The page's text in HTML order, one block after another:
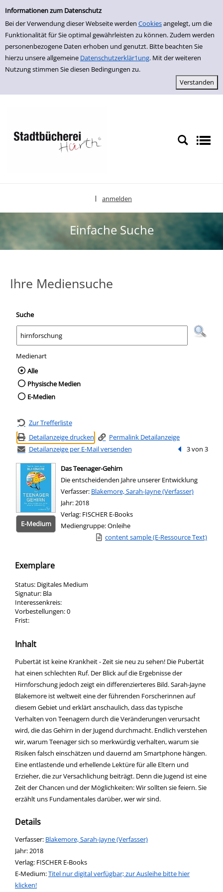
Einfache Suche
Informationen zum Datenschutz
Bei der Verwendung dieser Webseite werden Cookiesangelegt, um die
Funktionalität für Sie optimal gewährleisten zu können. Zudem werden
personenbezogene Daten erhoben und genutzt. Bitte beachten Sie
hierzu unsere allgemeine Datenschutzerklär1ung. Mit der weiteren
Nutzung stimmen Sie diesen Bedingungen zu.
zur Navigation springen
zum Inhalt springen
Zur Detailanzeige springen
anmelden
Einfache Suche
Ihre Mediensuche
Suche
Medienart
Wählen Sie die Medienart nach der Sie
Alle
Physische Medien
E-Medien
Zur Trefferliste
Detailanzeige drucken
Permalink Detailanzeige
Detailanzeige per E-Mail versenden
Vorheriger
3 von 3
E-Medium
Das Teenager-Gehirn
Die entscheidenden Jahre unserer Entwicklung
Verfasser: Suche nach diesem Verfasser
Blakemore, Sarah-Jayne (Verfasser)
Jahr:2018
Verlag: FISCHER E-Books
Mediengruppe:Onleihe
Link zu einem externen Medieninhalt -
content sample (E-Ressource Text)
Exemplare
Status: Digitales Medium
Signatur: Bla
Interessenkreis:
Vorbestellungen:0
Frist:
Inhalt
Pubertät ist keine Krankheit - Zeit sie neu zu sehen! Die Pubertät
hat einen schlechten Ruf. Der Blick auf die Ergebnisse der
Hirnforschung jedoch zeigt ein differenzierteres Bild. Sarah-Jayne
Blakemore ist weltweit eine der führenden Forscherinnen auf
diesem Gebiet und erklärt anschaulich, dass das typische
Verhalten von Teenagern durch die Veränderungen verursacht
wird, die das Gehirn in der Jugend durchmacht. Endlich verstehen
wir, warum Teenager sich so merkwürdig verhalten, warum sie
Risiken falsch einschätzen und dauernd am Smartphone hängen.
Eine entlastende und erhellende Lektüre für alle Eltern und
Erzieher, die zur Versachlichung beiträgt. Denn die Jugend ist eine
Zeit der Chancen und der Möglichkeiten: Wir sollten sie feiern. Sie
erzählt uns Fundamentales darüber, wer wir sind.
Details
Verfasser: Suche nach diesem Verfasser
Blakemore, Sarah-Jayne (Verfasser)
Jahr:2018
Verlag: FISCHER E-Books
E-Medium:Titel nur digital verfügbar; zur Ausleihe bitte hier
klicken!